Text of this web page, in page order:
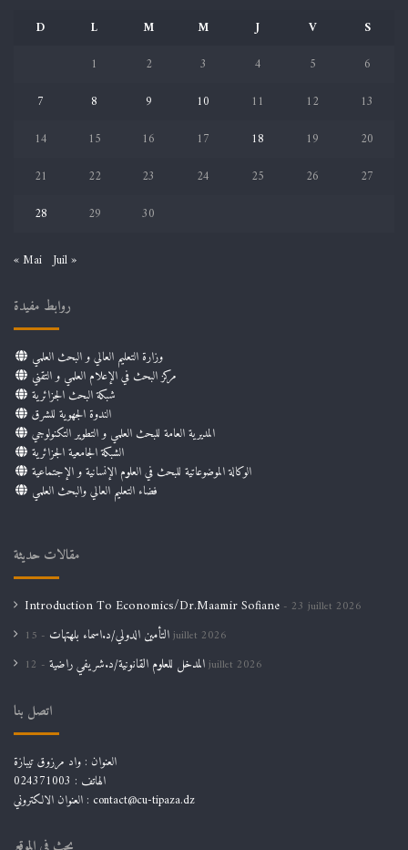
D
L M M J V
S
1
2 3 4 5
6
7
8 9 10 11 12
13
14
15 16 17 18 19
20
21
22 23 24 25 26
27
28
29 30
« Mai Juil »
روابط مفيدة
وزارة التعليم العالي و البحث العلمي
مركز البحث في الإعلام العلمي و التقني
شبكة البحث الجزائرية
الندوة الجهوية للشرق
المديرية العامة للبحث العلمي و التطوير التكنولوجي
الشبكة الجامعية الجزائرية
الوكالة الموضوعاتية للبحث في العلوم الإنسانية و الإجتماعية
فضاء التعليم العالي والبحث العلمي
مقالات حديثة
Introduction To Economics/Dr.Maamir Sofiane 23 juillet 2026
التأمين الدولي/د.اسماء بلهتهات15 juillet 2026
المدخل للعلوم القانونية/د.شريفي راضية12 juillet 2026
اتصل بنا
العنوان : واد مرزوق تيبازة
الهاتف : 024371003
العنوان الالكتروني : contact@cu-tipaza.dz